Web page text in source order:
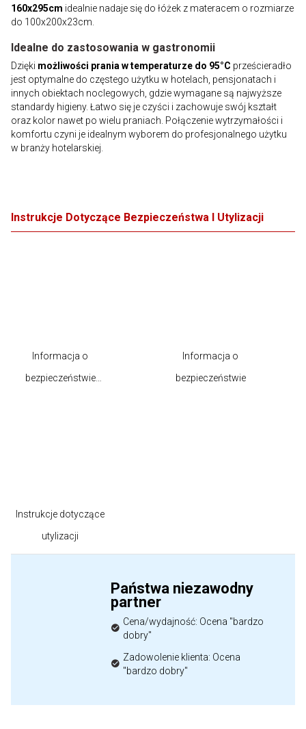
160x295cm idealnie nadaje się do łóżek z materacem o rozmiarze
do 100x200x23cm.
Idealne do zastosowania w gastronomii
Dzięki możliwości prania w temperaturze do 95°C prześcieradło
jest optymalne do częstego użytku w hotelach, pensjonatach i
innych obiektach noclegowych, gdzie wymagane są najwyższe
standardy higieny. Łatwo się je czyści i zachowuje swój kształt
oraz kolor nawet po wielu praniach. Połączenie wytrzymałości i
komfortu czyni je idealnym wyborem do profesjonalnego użytku
w branży hotelarskiej.
Instrukcje Dotyczące Bezpieczeństwa I Utylizacji
Informacja o
bezpieczeństwie
Informacja o
bezpieczeństwie
Instrukcje dotyczące
utylizacji
Państwa niezawodny
partner
Cena/wydajność: Ocena "bardzo
dobry"
Zadowolenie klienta: Ocena
"bardzo dobry"